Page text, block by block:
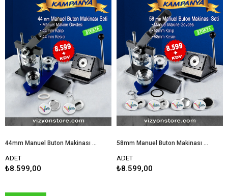
44mm Manuel Buton Makinası Seti
ADET
₺8.599,00
58mm Manuel Buton Makinası Seti
ADET
₺8.599,00